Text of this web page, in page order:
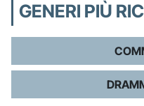
GENERI PIÙ